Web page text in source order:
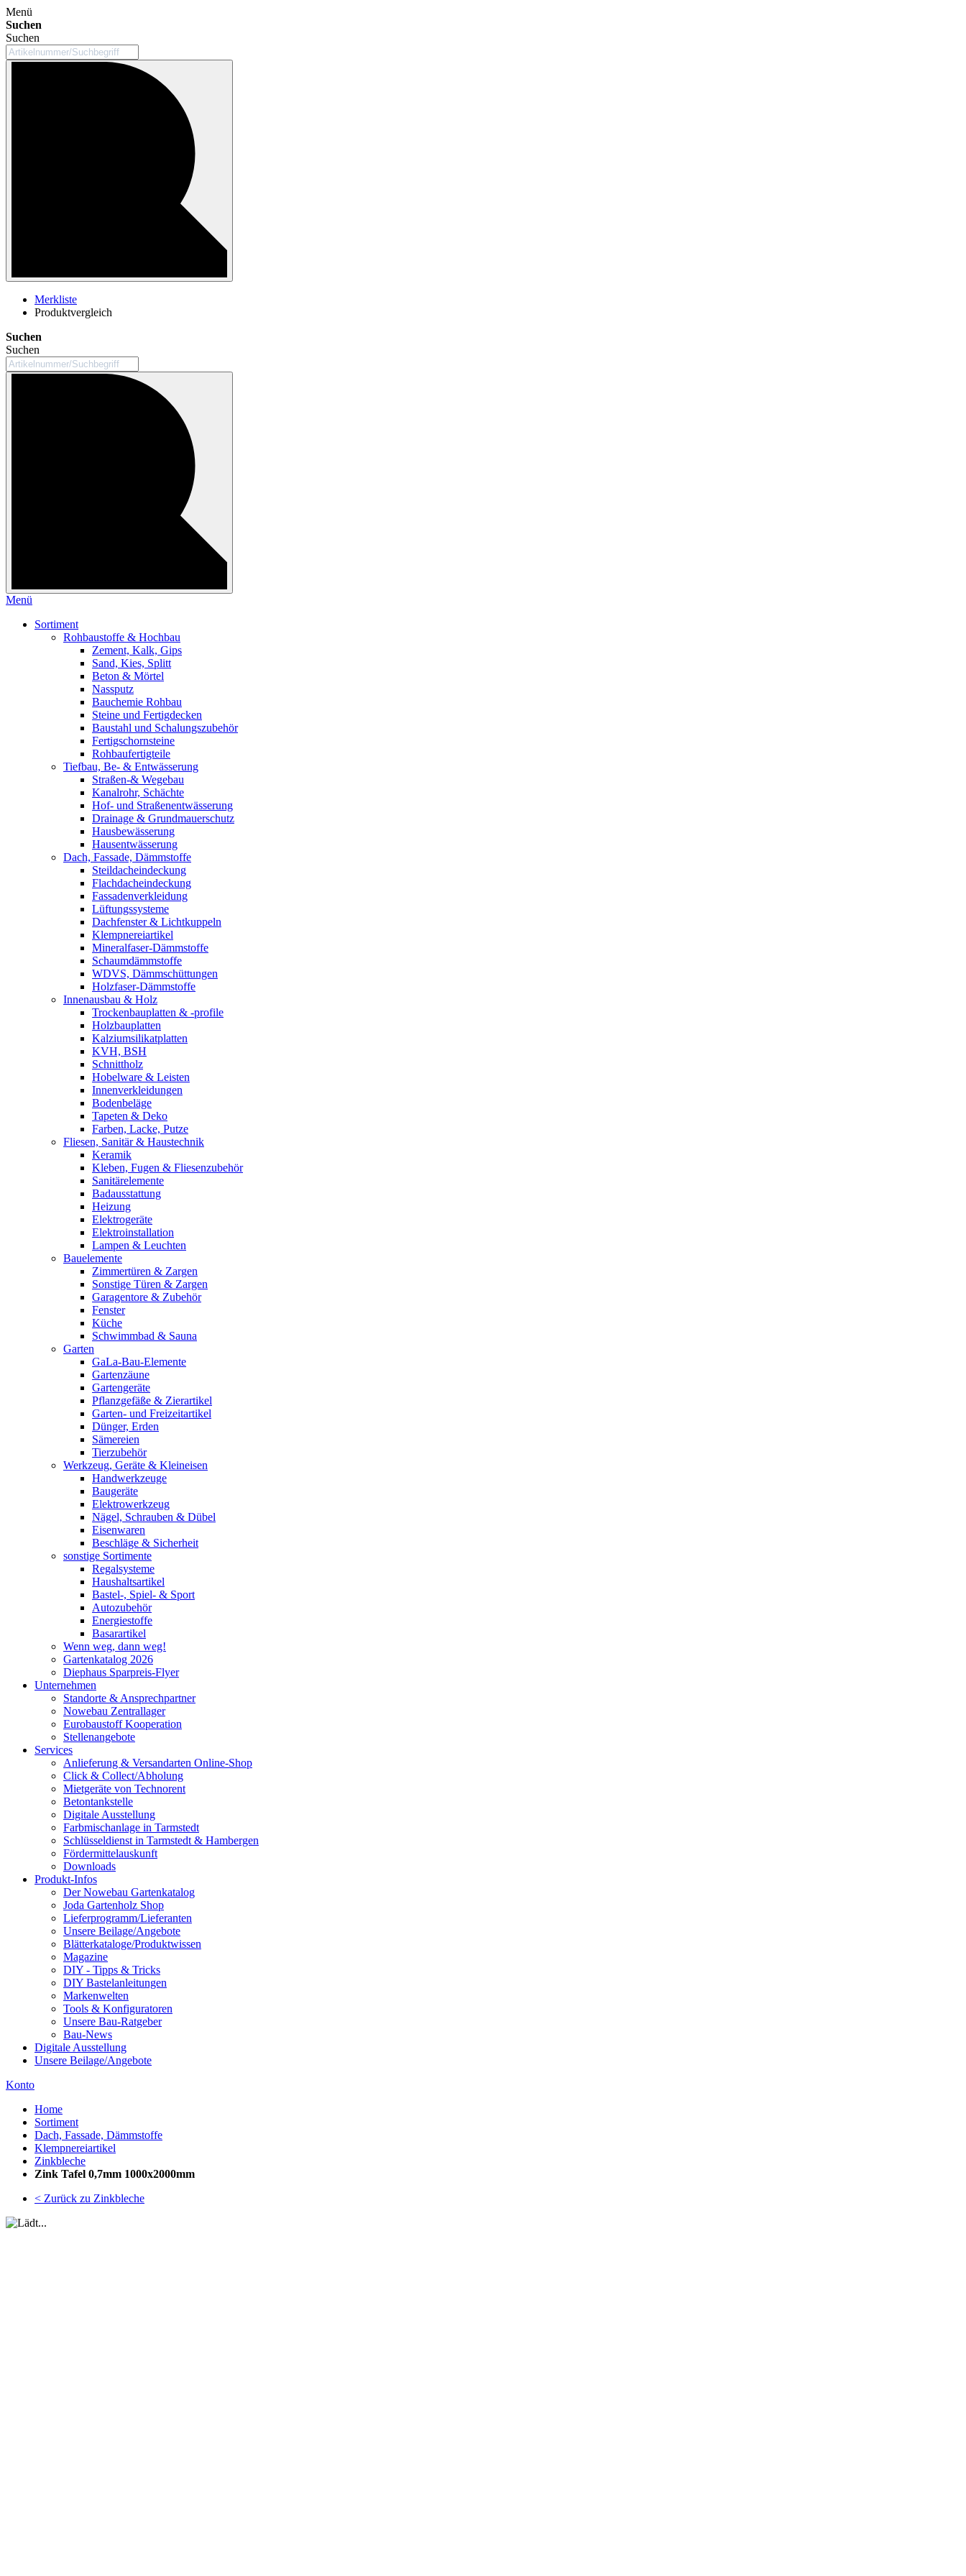
Menü
Suchen
Suchen
Merkliste
Produktvergleich
Suchen
Suchen
Menü
Sortiment
Rohbaustoffe & Hochbau
Zement, Kalk, Gips
Sand, Kies, Splitt
Beton & Mörtel
Nassputz
Bauchemie Rohbau
Steine und Fertigdecken
Baustahl und Schalungszubehör
Fertigschornsteine
Rohbaufertigteile
Tiefbau, Be- & Entwässerung
Straßen-& Wegebau
Kanalrohr, Schächte
Hof- und Straßenentwässerung
Drainage & Grundmauerschutz
Hausbewässerung
Hausentwässerung
Dach, Fassade, Dämmstoffe
Steildacheindeckung
Flachdacheindeckung
Fassadenverkleidung
Lüftungssysteme
Dachfenster & Lichtkuppeln
Klempnereiartikel
Mineralfaser-Dämmstoffe
Schaumdämmstoffe
WDVS, Dämmschüttungen
Holzfaser-Dämmstoffe
Innenausbau & Holz
Trockenbauplatten & -profile
Holzbauplatten
Kalziumsilikatplatten
KVH, BSH
Schnittholz
Hobelware & Leisten
Innenverkleidungen
Bodenbeläge
Tapeten & Deko
Farben, Lacke, Putze
Fliesen, Sanitär & Haustechnik
Keramik
Kleben, Fugen & Fliesenzubehör
Sanitärelemente
Badausstattung
Heizung
Elektrogeräte
Elektroinstallation
Lampen & Leuchten
Bauelemente
Zimmertüren & Zargen
Sonstige Türen & Zargen
Garagentore & Zubehör
Fenster
Küche
Schwimmbad & Sauna
Garten
GaLa-Bau-Elemente
Gartenzäune
Gartengeräte
Pflanzgefäße & Zierartikel
Garten- und Freizeitartikel
Dünger, Erden
Sämereien
Tierzubehör
Werkzeug, Geräte & Kleineisen
Handwerkzeuge
Baugeräte
Elektrowerkzeug
Nägel, Schrauben & Dübel
Eisenwaren
Beschläge & Sicherheit
sonstige Sortimente
Regalsysteme
Haushaltsartikel
Bastel-, Spiel- & Sport
Autozubehör
Energiestoffe
Basarartikel
Wenn weg, dann weg!
Gartenkatalog 2026
Diephaus Sparpreis-Flyer
Unternehmen
Standorte & Ansprechpartner
Nowebau Zentrallager
Eurobaustoff Kooperation
Stellenangebote
Services
Anlieferung & Versandarten Online-Shop
Click & Collect/Abholung
Mietgeräte von Technorent
Betontankstelle
Digitale Ausstellung
Farbmischanlage in Tarmstedt
Schlüsseldienst in Tarmstedt & Hambergen
Fördermittelauskunft
Downloads
Produkt-Infos
Der Nowebau Gartenkatalog
Joda Gartenholz Shop
Lieferprogramm/Lieferanten
Unsere Beilage/Angebote
Blätterkataloge/Produktwissen
Magazine
DIY - Tipps & Tricks
DIY Bastelanleitungen
Markenwelten
Tools & Konfiguratoren
Unsere Bau-Ratgeber
Bau-News
Digitale Ausstellung
Unsere Beilage/Angebote
Konto
Home
Sortiment
Dach, Fassade, Dämmstoffe
Klempnereiartikel
Zinkbleche
Zink Tafel 0,7mm 1000x2000mm
< Zurück zu Zinkbleche